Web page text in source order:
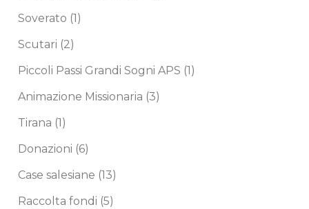
Soverato (1)
Scutari (2)
Piccoli Passi Grandi Sogni APS (1)
Animazione Missionaria (3)
Tirana (1)
Donazioni (6)
Case salesiane (13)
Raccolta fondi (5)